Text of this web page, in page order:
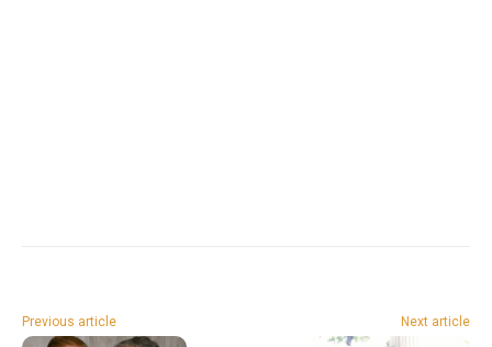
Previous article Next article